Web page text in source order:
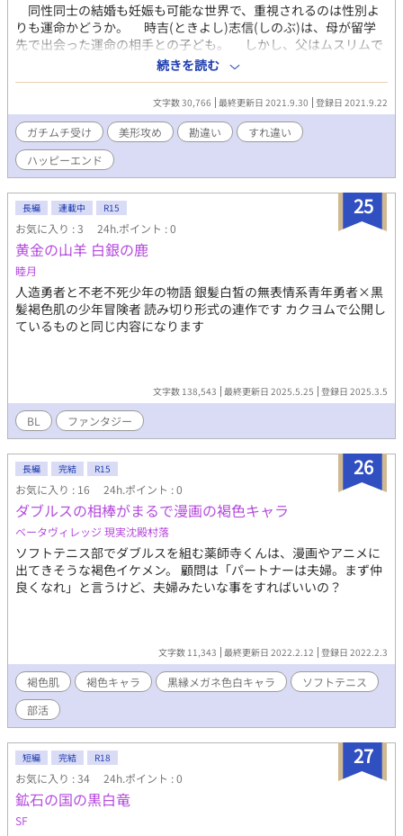
同性同士の結婚も妊娠も可能な世界で、重視されるのは性別よ
りも運命かどうか。 時吉(ときよし)志信(しのぶ)は、母が留学
先で出会った運命の相手との子ども。 しかし、父はムスリムで
妻が四人まで持てて、運命の相手は四人いると言う。 そんな父
に見切りを付けて日本に帰った母を追い掛けて志信も日本に来た
けれど、褐色肌に高い背、分厚い胸板に濃い顔立ちの志信は日本
では恋愛に縁がなくて。 結婚を諦めた３５歳のときに出会った
美しい和風の顔立ちの運命の相手、月島(つきしま)由貴(ゆたか)
は、もうすぐ結婚する恋人がいた。 一夜の夢でいいからと、由
貴に抱かれる志信の勘違い、すれ違いラブストーリー。 ※ムーン
ライトノベルズ様にも投稿しています。
続きを読む
文字数 30,766 最終更新日 2021.9.30 登録日 2021.9.22
ガチムチ受け 美形攻め 勘違い
すれ違い
ハッピーエンド
25
長編 連載中 R15
お気に入り : 3 24h.ポイント : 0
黄金の山羊 白銀の鹿
睦月
人造勇者と不老不死少年の物語 銀髪白皙の無表情系青年勇者×黒
髪褐色肌の少年冒険者 読み切り形式の連作です カクヨムで公開し
ているものと同じ内容になります
文字数 138,543 最終更新日 2025.5.25 登録日 2025.3.5
BL ファンタジー
26
長編 完結 R15
お気に入り : 16 24h.ポイント : 0
ダブルスの相棒がまるで漫画の褐色キャラ
ベータヴィレッジ 現実沈殿村落
ソフトテニス部でダブルスを組む薬師寺くんは、漫画やアニメに
出てきそうな褐色イケメン。 顧問は「パートナーは夫婦。まず仲
良くなれ」と言うけど、夫婦みたいな事をすればいいの？
文字数 11,343 最終更新日 2022.2.12 登録日 2022.2.3
褐色肌 褐色キャラ 黒縁メガネ色白キャラ
ソフトテニス
部活
27
短編 完結 R18
お気に入り : 34 24h.ポイント : 0
鉱石の国の黒白竜
SF